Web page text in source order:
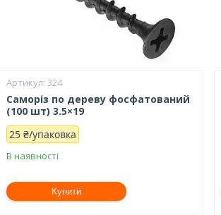
324
Саморіз по дереву фосфатований
(100 шт) 3.5×19
25 ₴/упаковка
В наявності
Купити